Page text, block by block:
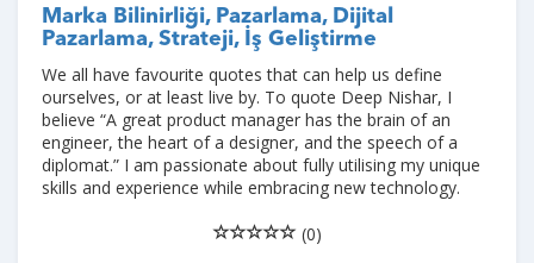
Marka Bilinirliği, Pazarlama, Dijital
Pazarlama, Strateji, İş Geliştirme
We all have favourite quotes that can help us define
ourselves, or at least live by. To quote Deep Nishar, I
believe “A great product manager has the brain of an
engineer, the heart of a designer, and the speech of a
diplomat.” I am passionate about fully utilising my unique
skills and experience while embracing new technology.
(0)